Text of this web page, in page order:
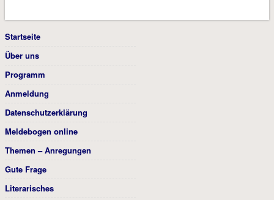
Startseite
Über uns
Programm
Anmeldung
Datenschutzerklärung
Meldebogen online
Themen – Anregungen
Gute Frage
Literarisches